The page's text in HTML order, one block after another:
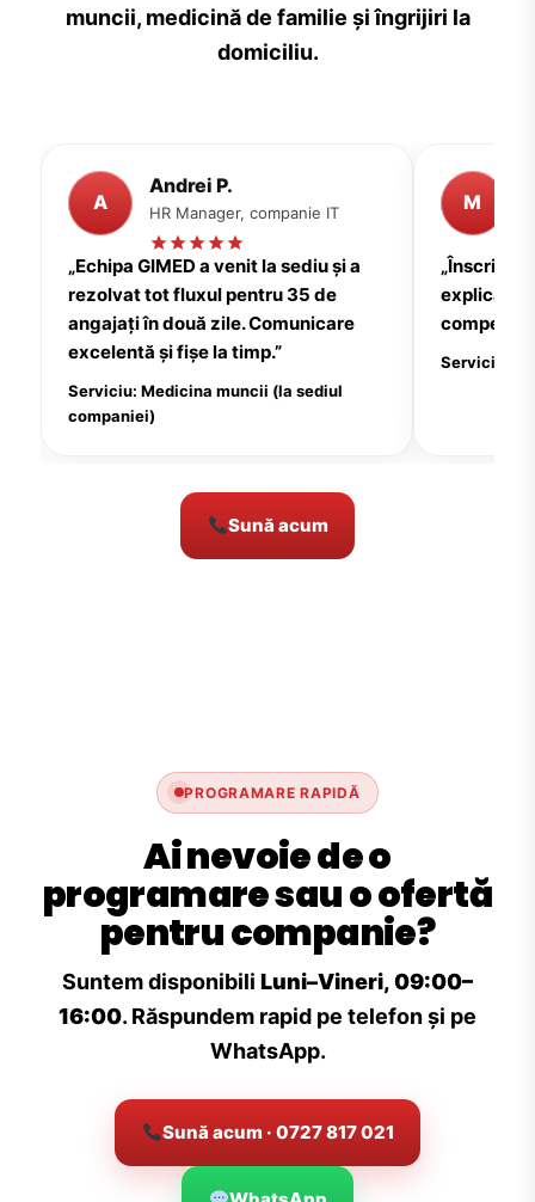
muncii, medicină de familie și îngrijiri la
domiciliu.
A
Andrei P.
HR Manager, companie IT
„Echipa GIMED a venit la sediu și a
rezolvat tot fluxul pentru 35 de
angajați în două zile. Comunicare
excelentă și fișe la timp.”
Serviciu: Medicina muncii (la sediul
companiei)
M
explicații
Serviciu:
Sună acum
PROGRAMARE RAPIDĂ
Ai nevoie de o
programare sau o ofertă
pentru companie?
Suntem disponibili Luni–Vineri, 09:00–
16:00. Răspundem rapid pe telefon și pe
WhatsApp.
Sună acum · 0727 817 021